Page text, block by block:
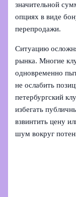
значительной
опциях в виде
перепродажи.
Ситуацию
рынка. Многие
одновременно
не ослабить
петербургский
избегать
взвинтить цену
шум вокруг